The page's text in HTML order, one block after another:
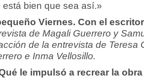
está bien que sea así.»
Viernes. Con el
de Magali Guerrero y
de la entrevista de Teresa
e Inma Vellosillo.
le impulsó a recrear la